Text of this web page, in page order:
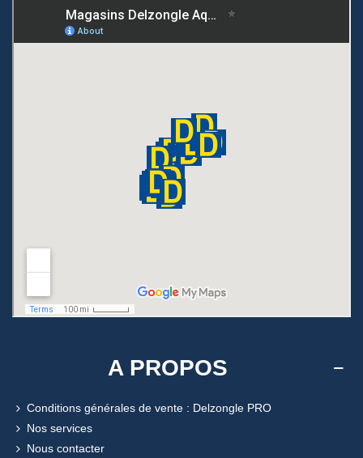
A PROPOS
Conditions générales de vente : Delzongle PRO
Nos services
Nous contacter